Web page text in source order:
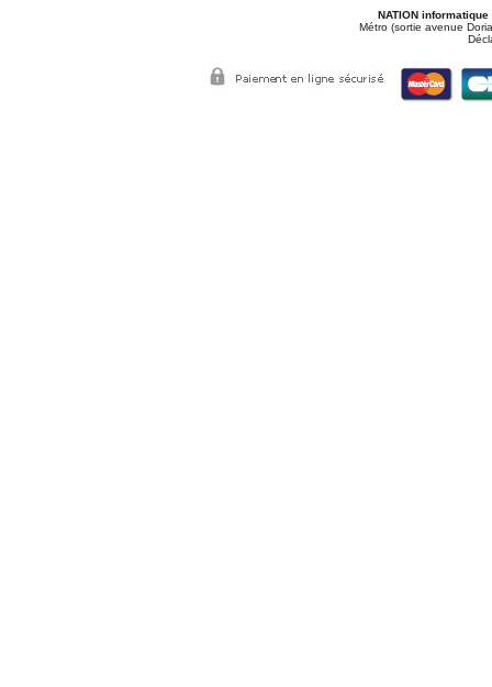
NATION informatique
Métro (sortie avenue